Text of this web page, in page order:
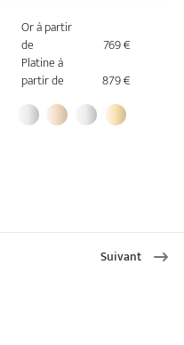
Or à partir
de
769 €
Platine à
partir de
879 €
Suivant